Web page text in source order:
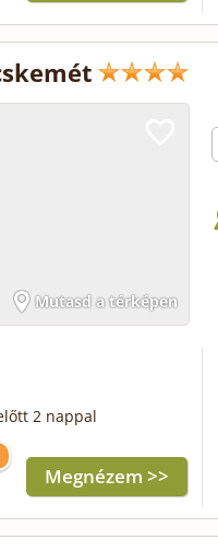
Mutasd a térképen
2 nappal
Megnézem >>